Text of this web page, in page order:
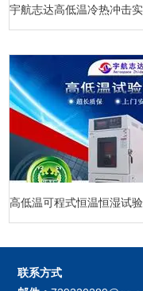
联系方式